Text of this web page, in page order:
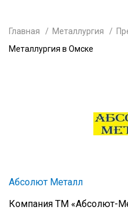
Главная Металлургия
Металлургия в Омске
Абсолют Металл
Компания ТМ «Абсолют-